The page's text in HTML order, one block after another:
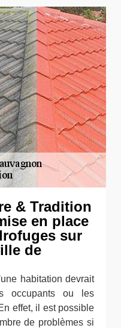
& Tradition
en place
sur
de
habitation devrait
occupants ou les
effet, il est possible
de problèmes si